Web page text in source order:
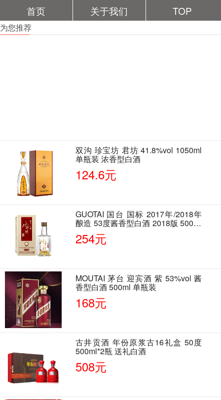
首页 关于我们 TOP
为您推荐
双沟 珍宝坊 君坊 41.8%vol 1050ml
单瓶装 浓香型白酒
124.6元
GUOTAI 国台 国标 2017年/2018年
酿造 53度酱香型白酒 2018版 500ml
单瓶装
254元
MOUTAI 茅台 迎宾酒 紫 53%vol 酱
香型白酒 500ml 单瓶装
168元
古井贡酒 年份原浆古16礼盒 50度
500ml*2瓶 送礼白酒
508元